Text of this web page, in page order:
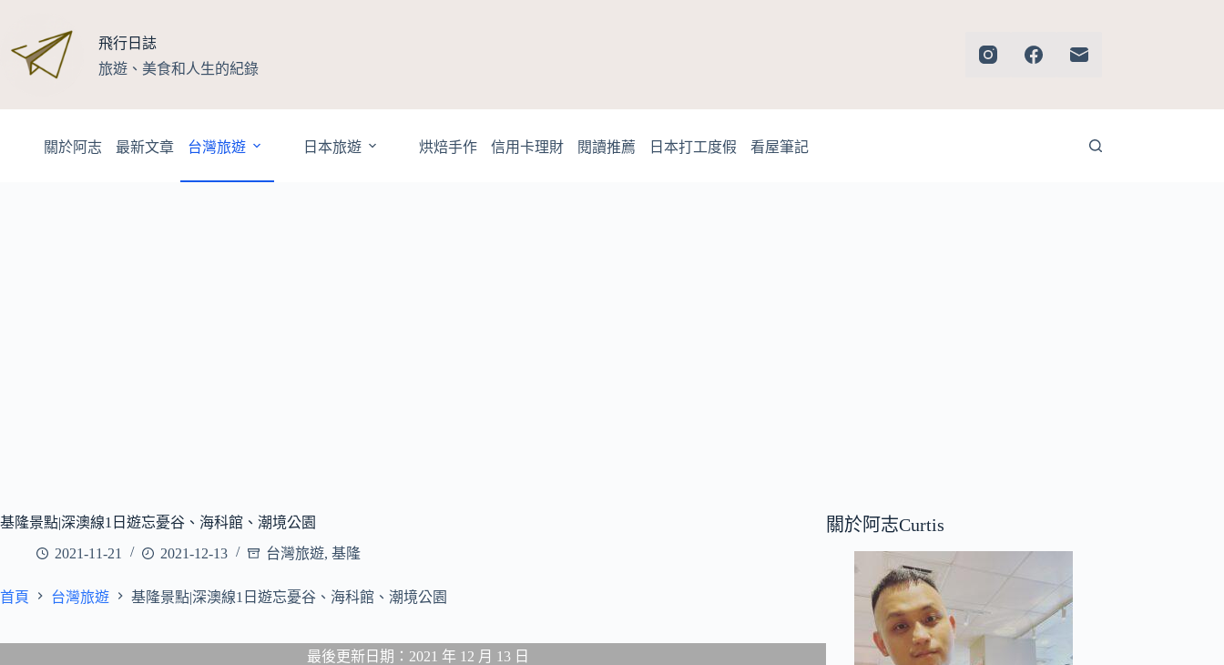
主
飛行日誌
旅遊、美食和人生的紀錄
關於阿志 最新文章 台灣旅遊 日本旅遊 烘焙手作 信用卡理財 閱讀推薦 日本打工度假 看屋筆記
基隆景點|深澳線1日遊忘憂谷、海科館、潮境公園
2021-11-21
2021-12-13 台灣旅遊, 基隆
首頁 台灣旅遊 基隆景點|深澳線1日遊忘憂谷、海科館、潮境公園
最後更新日期：2021 年 12 月 13 日
關於阿志Curtis